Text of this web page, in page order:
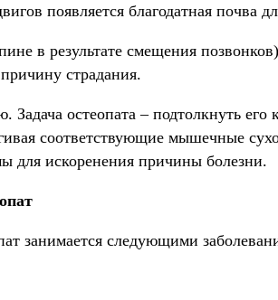
появляется благодатная почва
в результате смещения
страдания.
остеопата – подтолкнуть его
соответствующие мышечные
для искоренения причины болезни.
занимается следующими